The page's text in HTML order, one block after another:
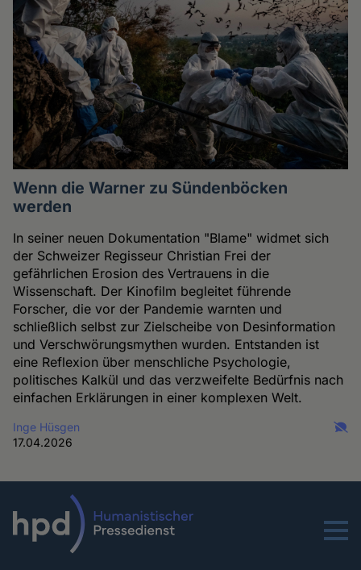
Wenn die Warner zu Sündenböcken
werden
In seiner neuen Dokumentation "Blame" widmet sich
der Schweizer Regisseur Christian Frei der
gefährlichen Erosion des Vertrauens in die
Wissenschaft. Der Kinofilm begleitet führende
Forscher, die vor der Pandemie warnten und
schließlich selbst zur Zielscheibe von Desinformation
und Verschwörungsmythen wurden. Entstanden ist
eine Reflexion über menschliche Psychologie,
politisches Kalkül und das verzweifelte Bedürfnis nach
einfachen Erklärungen in einer komplexen Welt.
Inge Hüsgen
17.04.2026
Menu